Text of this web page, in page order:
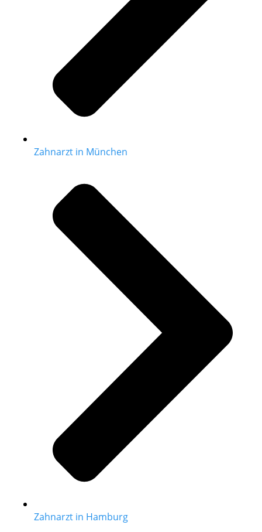
Zahnarzt in München
Zahnarzt in Hamburg